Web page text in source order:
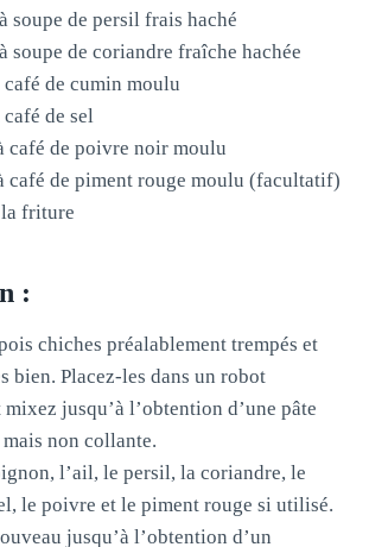
soupe de persil frais haché
soupe de coriandre fraîche hachée
de cumin moulu
de sel
café de poivre noir moulu
café de piment rouge moulu (facultatif)
friture
:
chiches préalablement trempés et
bien. Placez-les dans un robot
jusqu’à l’obtention d’une pâte
non collante.
l’ail, le persil, la coriandre, le
le poivre et le piment rouge si utilisé.
jusqu’à l’obtention d’un